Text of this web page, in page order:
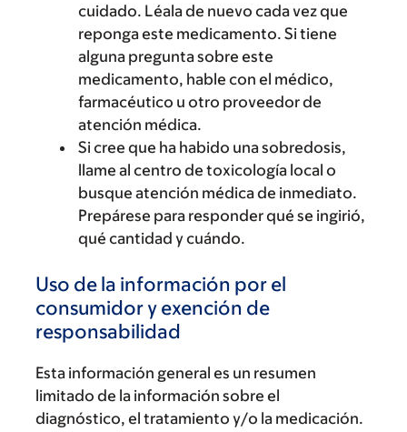
cuidado. Léala de nuevo cada vez que
reponga este medicamento. Si tiene
alguna pregunta sobre este
medicamento, hable con el médico,
farmacéutico u otro proveedor de
atención médica.
Si cree que ha habido una sobredosis,
llame al centro de toxicología local o
busque atención médica de inmediato.
Prepárese para responder qué se ingirió,
qué cantidad y cuándo.
Uso de la información por el
consumidor y exención de
responsabilidad
Esta información general es un resumen
limitado de la información sobre el
diagnóstico, el tratamiento y/o la medicación.